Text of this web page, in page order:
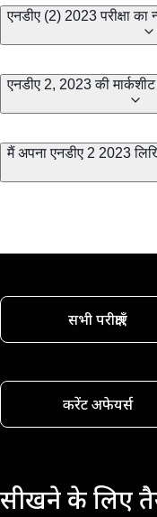
एनडीए (2) 2023 परीक्षा का
एनडीए 2, 2023 की
मैं अपना एनडीए 2 2023
सभी परीक्षाएँ
करेंट अफेयर्स
सीखने के लिए